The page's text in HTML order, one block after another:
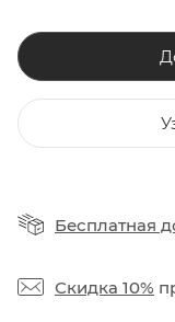
Бесплатная
Скидка 10%